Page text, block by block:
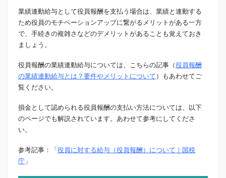
業績連動給与として役員報酬を支払う場合は、業績と連動する
ため役員のモチベーションアップに繋がるメリットがある一方
で、手続きの複雑さなどのデメリットがあることも覚えておき
ましょう。
役員報酬の業績連動給与については、こちらの記事（役員報酬
の業績連動給与とは？要件やメリットについて ）もあわせてご
覧ください。
損金として認められる役員報酬の支払い方法については、以下
のページでも解説されています。あわせて参考にしてくださ
い。
参考記事：「 役員に対する給与（役員報酬）について｜国税
庁 」